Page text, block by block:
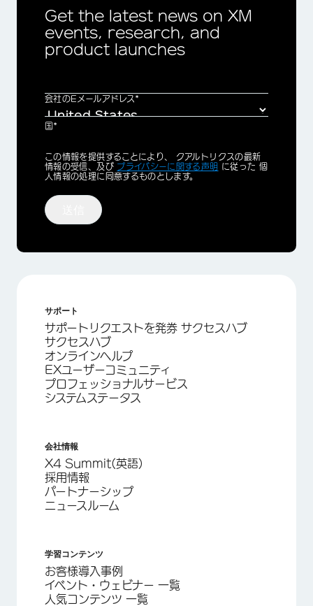
Get the latest news on XM
events, research, and
product launches
会社のEメールアドレス*
国*
Privacy
Optin
この情報を提供することにより、 クアルトリクスの最新
情報の受信、及び プライバシーに関する声明 に従った 個
人情報の処理に同意するものとします。
サポート
サポートリクエストを発券 サクセスハブ
サクセスハブ
オンラインヘルプ
EXユーザーコミュニティ
プロフェッショナルサービス
システムステータス
会社情報
X4 Summit(英語)
採用情報
パートナーシップ
ニュースルーム
学習コンテンツ
お客様導入事例
イベント・ウェビナー 一覧
人気コンテンツ 一覧